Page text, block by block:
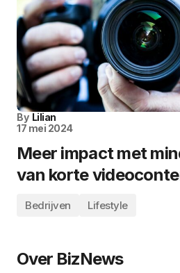
By Lilian
17 mei 2024
Meer impact met
van korte
Bedrijven Lifestyle
Over BizNews